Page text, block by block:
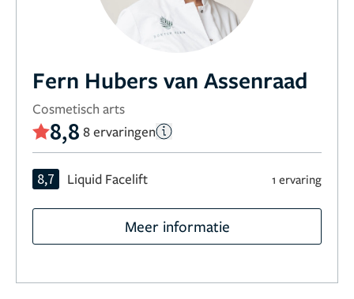
Fern Hubers van Assenraad
Cosmetisch arts
8,8 8 ervaringen
8,7 Liquid Facelift 1 ervaring
Meer informatie